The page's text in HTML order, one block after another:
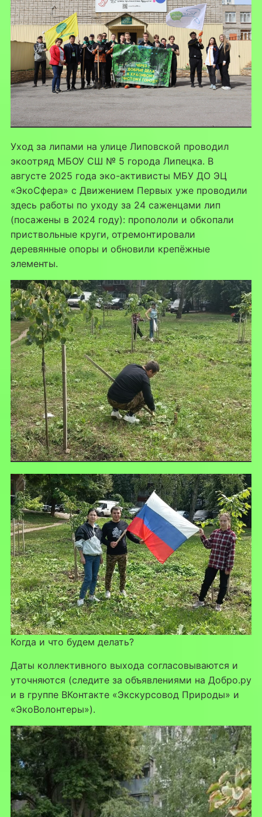
Уход за липами на улице Липовской проводил
экоотряд МБОУ СШ № 5 города Липецка. В
августе 2025 года эко-активисты МБУ ДО ЭЦ
«ЭкоСфера» с Движением Первых уже проводили
здесь работы по уходу за 24 саженцами лип
(посажены в 2024 году): пропололи и обкопали
приствольные круги, отремонтировали
деревянные опоры и обновили крепёжные
элементы.
Когда и что будем делать?
Даты коллективного выхода согласовываются и
уточняются (следите за объявлениями на Добро.ру
и в группе ВКонтакте «Экскурсовод Природы» и
«ЭкоВолонтеры»).